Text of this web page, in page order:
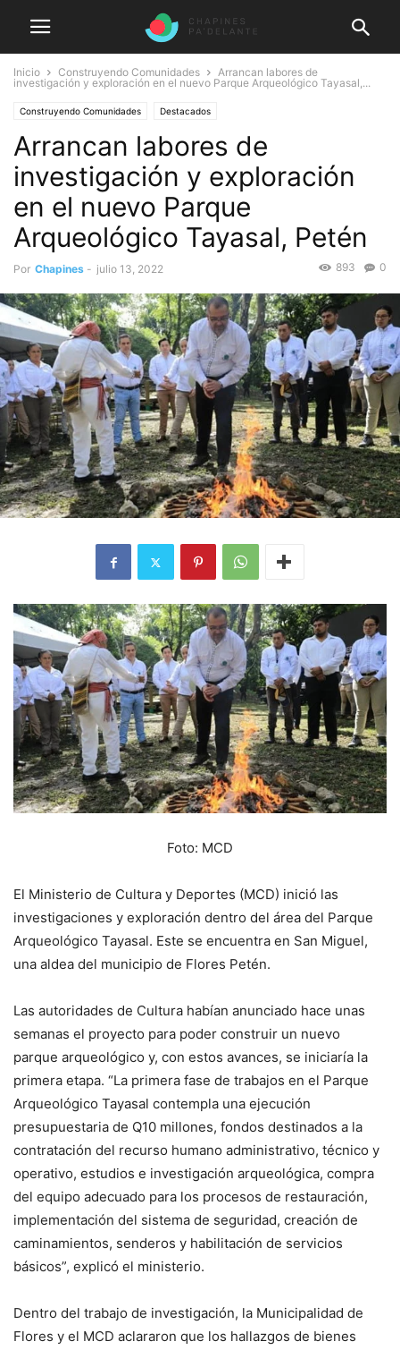
Inicio Construyendo Comunidades
Arrancan labores de
investigación y exploración en el nuevo Parque Arqueológico Tayasal,...
Construyendo Comunidades Destacados
Arrancan labores de
investigación y exploración
en el nuevo Parque
Arqueológico Tayasal, Petén
Por Chapines - julio 13, 2022 0
893
Foto: MCD
El Ministerio de Cultura y Deportes (MCD) inició las
investigaciones y exploración dentro del área del Parque
Arqueológico Tayasal. Este se encuentra en San Miguel,
una aldea del municipio de Flores Petén.
Las autoridades de Cultura habían anunciado hace unas
semanas el proyecto para poder construir un nuevo
parque arqueológico y, con estos avances, se iniciaría la
primera etapa. “La primera fase de trabajos en el Parque
Arqueológico Tayasal contempla una ejecución
presupuestaria de Q10 millones, fondos destinados a la
contratación del recurso humano administrativo, técnico y
operativo, estudios e investigación arqueológica, compra
del equipo adecuado para los procesos de restauración,
implementación del sistema de seguridad, creación de
caminamientos, senderos y habilitación de servicios
básicos”, explicó el ministerio.
Dentro del trabajo de investigación, la Municipalidad de
Flores y el MCD aclararon que los hallazgos de bienes